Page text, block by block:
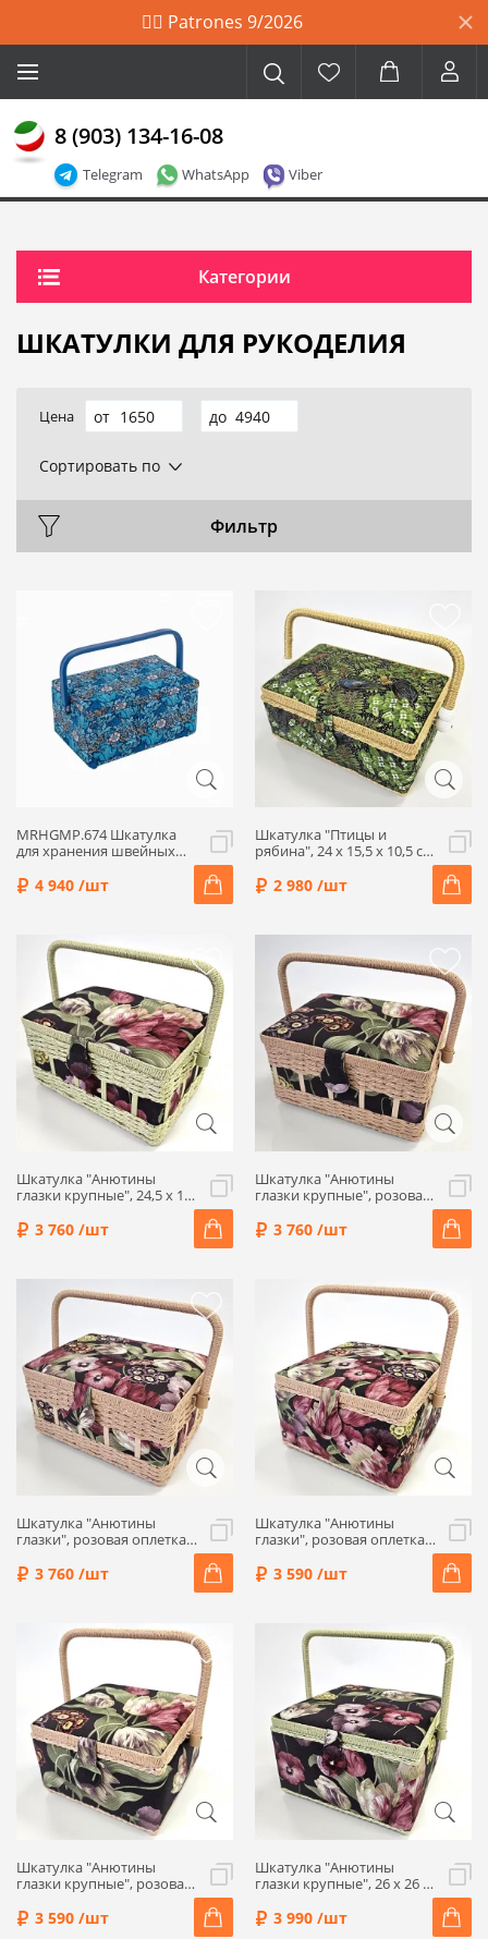
🙋‍♀️ Patrones 9/2026
Telegram WhatsApp Viber
8 (903) 134-16-08
Категории
ШКАТУЛКИ ДЛЯ РУКОДЕЛИЯ
Цена
Сортировать по
Фильтр
MRHGMP.674 Шкатулка
для хранения швейных
25,5х19х15 см, цвет синий,
Hemline Hobby
4 940 /шт
Шкатулка "Птицы и
рябина", 24 x 15,5 x 10,5 см,
2 980 /шт
Шкатулка "Анютины
глазки крупные", 24,5 x 18
3 760 /шт
Шкатулка "Анютины
глазки крупные", розовая
оплетка, 24,5 x 18 x 12,5 см,
4287-RT-13
3 760 /шт
Шкатулка "Анютины
глазки", розовая оплетка,
24,5 x 18 x 12,5 см, 4297-RT-
13 3 760 /шт
Шкатулка "Анютины
глазки", розовая оплетка,
RT-273 590 /шт
Шкатулка "Анютины
глазки крупные", розовая
см, 4285-RT-27
3 590 /шт
Шкатулка "Анютины
глазки крупные", 26 x 26 x
3 990 /шт